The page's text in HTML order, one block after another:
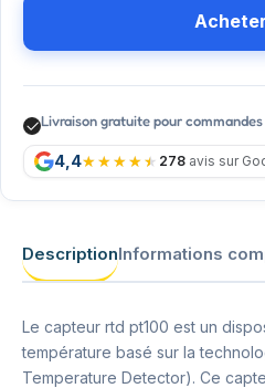
Acheter
Livraison gratuite pour
4,4 278 avis sur
DescriptionInformations
Le capteur rtd pt100 est un
température basé sur la
Temperature Detector). Ce